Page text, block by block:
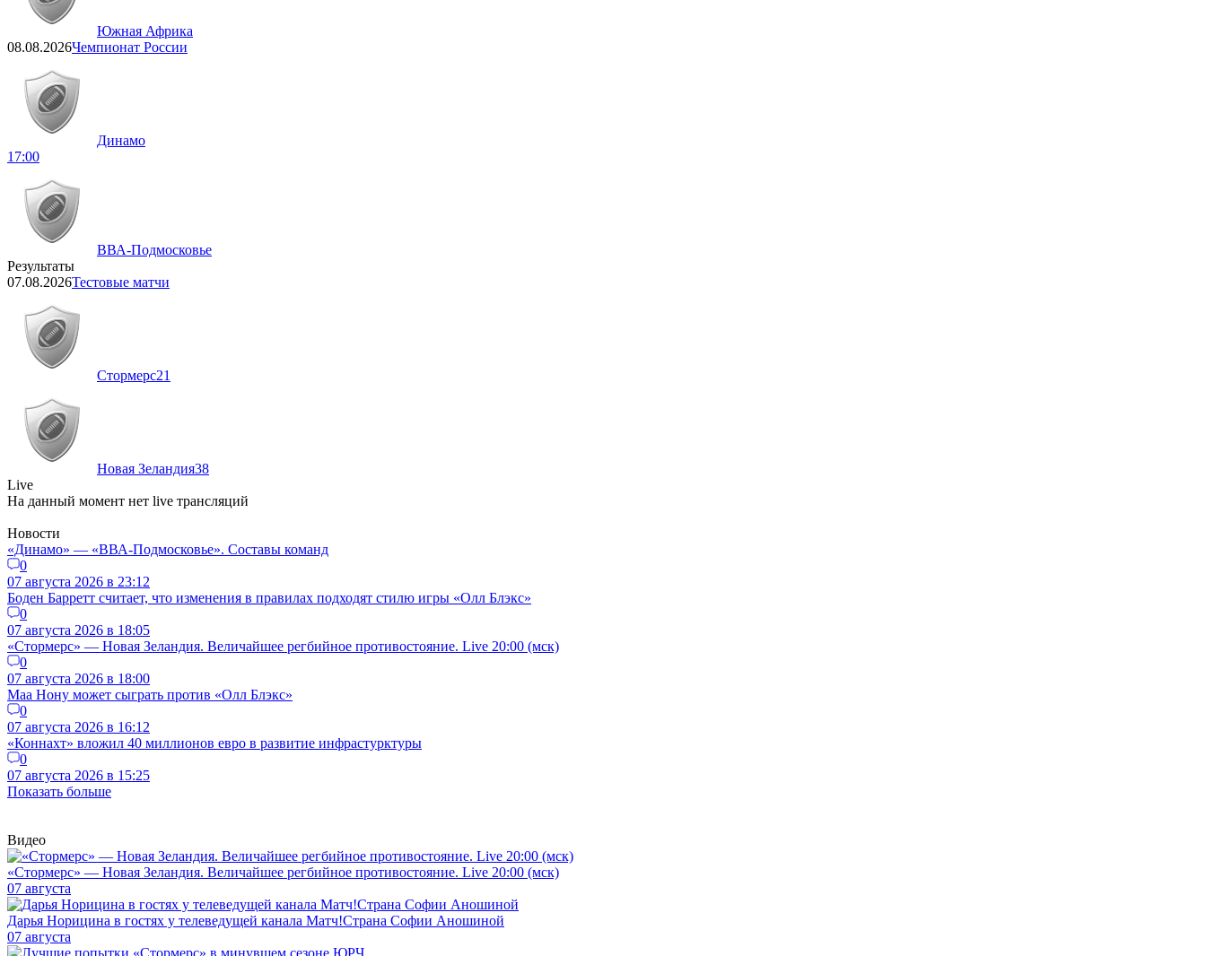
Южная Африка
08.08.2026Чемпионат России
Динамо
17:00
ВВА-Подмосковье
Результаты
07.08.2026Тестовые матчи
Стормерс21
Новая Зеландия38
Live
На данный момент нет live трансляций
Новости
«Динамо» — «ВВА-Подмосковье». Составы команд
0
07 августа 2026 в 23:12
Боден Барретт считает, что изменения в правилах подходят стилю игры «Олл Блэкс»
0
07 августа 2026 в 18:05
«Стормерс» — Новая Зеландия. Величайшее регбийное противостояние. Live 20:00 (мск)
0
07 августа 2026 в 18:00
Маа Нону может сыграть против «Олл Блэкс»
0
07 августа 2026 в 16:12
«Коннахт» вложил 40 миллионов евро в развитие инфрастурктуры
0
07 августа 2026 в 15:25
Показать больше
Видео
«Стормерс» — Новая Зеландия. Величайшее регбийное противостояние. Live 20:00 (мск)
07 августа
Дарья Норицина в гостях у телеведущей канала Матч!Страна Софии Аношиной
07 августа